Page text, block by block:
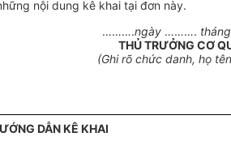
nội dung kê khai tại đơn này.
……….ngày……….
THỦ TRƯỞNG CƠ
(Ghi rõ chức danh, họ
DẪN KÊ KHAI